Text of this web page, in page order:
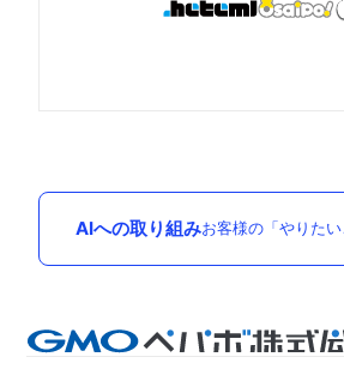
AIへの取り組みお客様の「やりた